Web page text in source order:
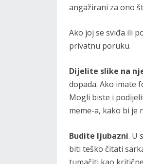
angažirani za ono
Ako joj se sviđa ili
privatnu poruku.
Dijelite slike na
dopada. Ako imate
Mogli biste i
meme-a, kako bi je
Budite ljubazni. U
biti teško čitati